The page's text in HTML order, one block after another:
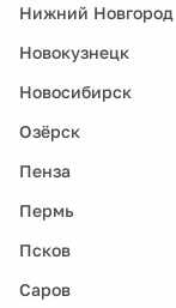
Нижний Новгород
Новокузнецк
Новосибирск
Озёрск
Пенза
Пермь
Псков
Саров